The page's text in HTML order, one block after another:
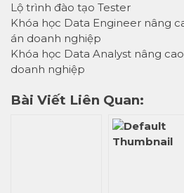
Lộ trình đào tạo Tester
Khóa học Data Engineer nâng
án doanh nghiệp
Khóa học Data Analyst nâng
doanh nghiệp
Bài Viết Liên Quan: